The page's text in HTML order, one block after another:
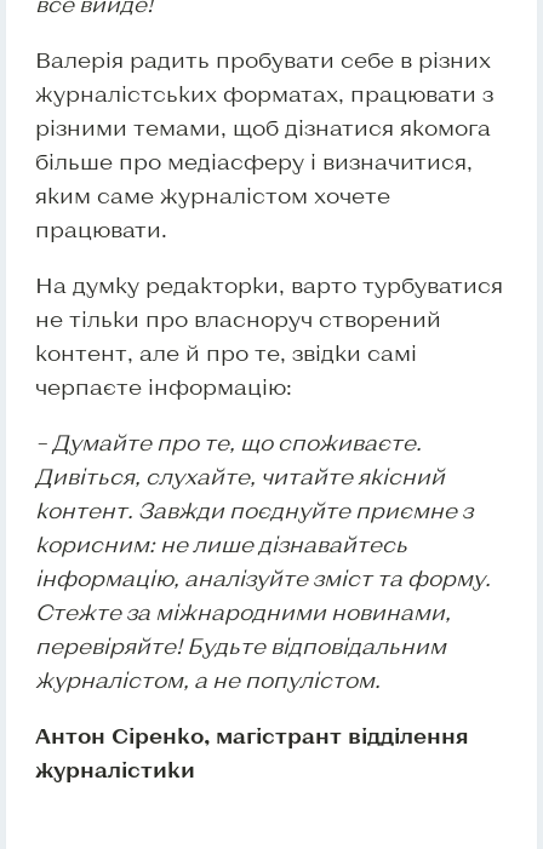
Валерія радить пробувати себе в різних
журналістських форматах, працювати з
різними темами, щоб дізнатися якомога
більше про медіасферу і визначитися,
яким саме журналістом хочете
працювати.
На думку редакторки, варто турбуватися
не тільки про власноруч створений
контент, але й про те, звідки самі
черпаєте інформацію:
– Думайте про те, що споживаєте.
Дивіться, слухайте, читайте якісний
контент. Завжди поєднуйте приємне з
корисним: не лише дізнавайтесь
інформацію, аналізуйте зміст та форму.
Стежте за міжнародними новинами,
перевіряйте! Будьте відповідальним
журналістом, а не популістом.
Антон Сіренко, магістрант відділення
журналістики